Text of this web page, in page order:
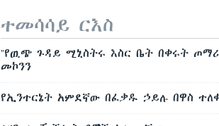
ተመሳሳይ ርእስ
”የዉጭ ጉዳይ ሚኒስትሩ እስር ቤት በቀሩት
መኮንን
የኢንተርኔት አምደኛው በፈቃዱ ኃይሉ በዋስ